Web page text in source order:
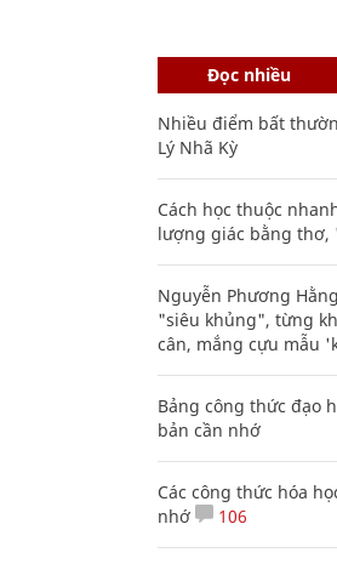
Đọc nhiều
Nhiều điểm bất
Lý Nhã Kỳ
Cách học thuộc
lượng giác bằng thơ,
Nguyễn Phương
"siêu khủng", từng
cân, mắng cựu mẫu
Bảng công thức đạo
bản cần nhớ
Các công thức hóa
nhớ
106